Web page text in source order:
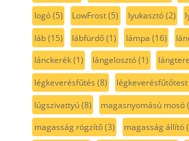
logó(5) LowFrost(5) lyukasztó(2)
láb(15) lábfürdő(1) lámpa (16)
lánckerék(1) lángelosztó(1)
légkeverésfűtés (8) légkeverésfűtőtest
lúgszivattyú(8) magasnyomású mosó
magasság rögzítő(3) magasság állító